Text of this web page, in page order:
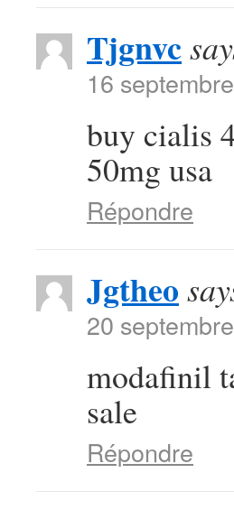
Tjgnvc
16
buy cialis
50mg usa
Répondre
Jgtheo
20
modafinil
sale
Répondre